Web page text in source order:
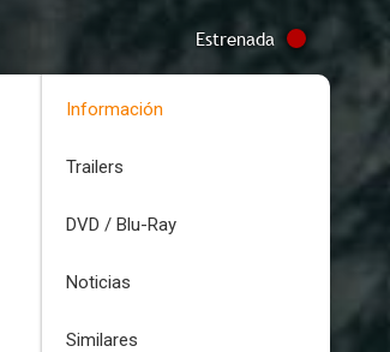
Estrenada
Información
Trailers
DVD / Blu-Ray
Noticias
Similares